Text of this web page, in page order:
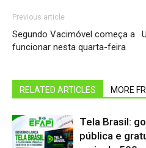
Previous article
Segundo Vacimóvel começa a
funcionar nesta quarta-feira
RELATED ARTICLES MORE
Tela Brasil:
pública e